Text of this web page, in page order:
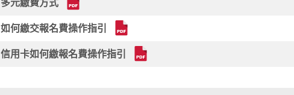
多元繳費方式
如何繳交報名費操作指引
信用卡如何繳報名費操作指引